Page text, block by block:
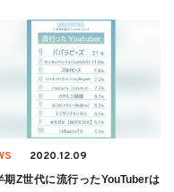
2020.12.09
期Z世代に流行ったYouTuberは